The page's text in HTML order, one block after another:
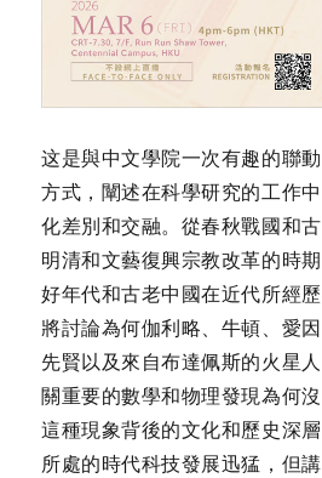
这是與中文學院一次有趣的聯
方式，闡述在科學研究的工作
化差別和交融。從春秋戰國和
明清和文藝復興宗教改革的時
好年代和古老中國在近代所經
將討論為何伽利略、牛頓、愛
先賢以及來自布達佩斯的火星
關重要的數學和物理發現為何
這種現象背後的文化和歷史深
所處的時代科技發展迅猛，但